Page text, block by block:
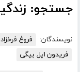
جستجو:
نویسندگان: فروغ فرخزاد
فریدون ایل بیگی